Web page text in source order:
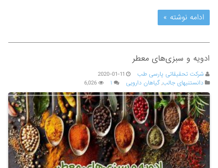
ادامه نوشته »
ادویه و سبزی‌های معطر
شرکت تحقیقاتی پارسی طب
2020-01-11
دانستنیهای جالب,گیاهان دارویی ۱ 6,026